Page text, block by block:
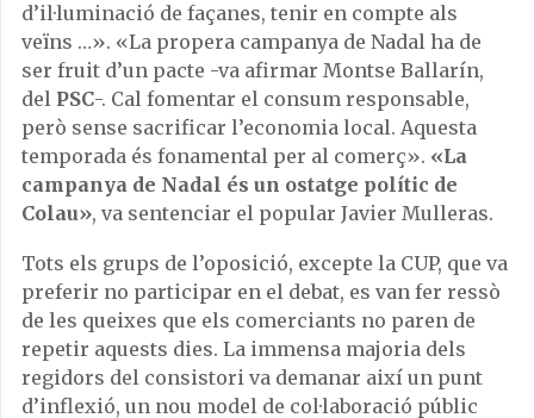
d’il·luminació de façanes, tenir en compte als
veïns …». «La propera campanya de Nadal ha de
ser fruit d’un pacte -va afirmar Montse Ballarín,
del PSC-. Cal fomentar el consum responsable,
però sense sacrificar l’economia local. Aquesta
temporada és fonamental per al comerç». «La
campanya de Nadal és un ostatge polític de
Colau», va sentenciar el popular Javier Mulleras.
Tots els grups de l’oposició, excepte la CUP, que va
preferir no participar en el debat, es van fer ressò
de les queixes que els comerciants no paren de
repetir aquests dies. La immensa majoria dels
regidors del consistori va demanar així un punt
d’inflexió, un nou model de col·laboració públic